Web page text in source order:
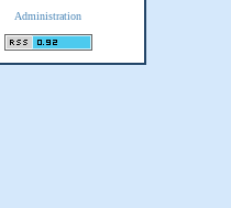
Administration